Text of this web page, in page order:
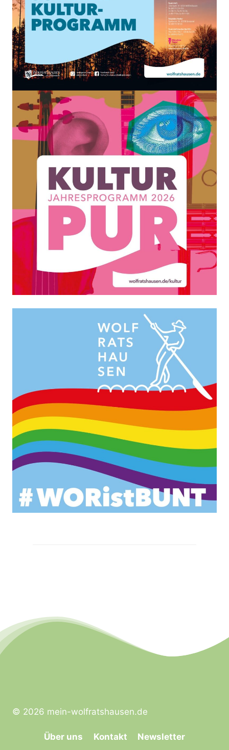
© 2026 mein-wolfratshausen.de
Über uns Kontakt Newsletter